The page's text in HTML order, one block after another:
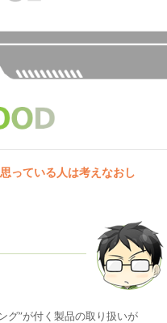
っている人は考えなおし
グ”が付く製品の取り扱いが